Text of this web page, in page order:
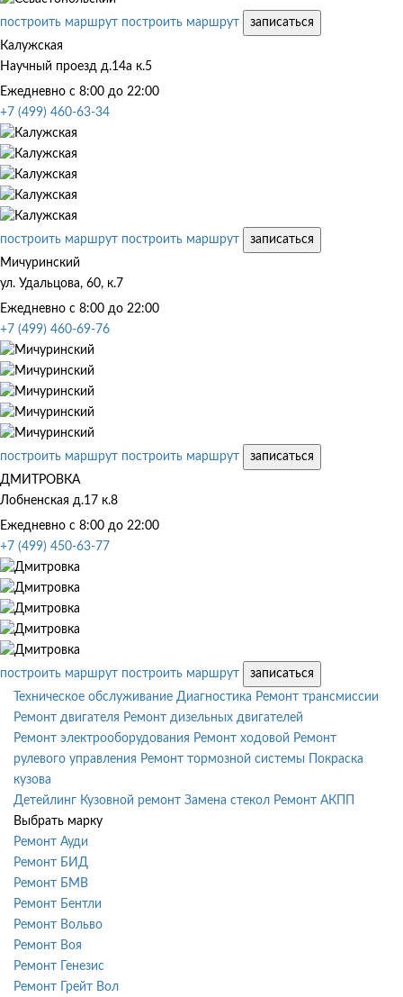
построить маршрут построить маршрут
записаться
Калужская
Научный проезд д.14а к.5
Ежедневно с 8:00 до 22:00
+7 (499) 460-63-34
построить маршрут построить маршрут
записаться
Мичуринский
ул. Удальцова, 60, к.7
Ежедневно с 8:00 до 22:00
+7 (499) 460-69-76
построить маршрут построить маршрут
записаться
ДМИТРОВКА
Лобненская д.17 к.8
Ежедневно с 8:00 до 22:00
+7 (499) 450-63-77
построить маршрут построить маршрут
записаться
Техническое обслуживание Диагностика Ремонт трансмиссии
Ремонт двигателя Ремонт дизельных двигателей
Ремонт электрооборудования Ремонт ходовой Ремонт
рулевого управления Ремонт тормозной системы
Покраска
кузова
Детейлинг Кузовной ремонт Замена стекол Ремонт АКПП
Выбрать марку
Ремонт Ауди
Ремонт БИД
Ремонт БМВ
Ремонт Бентли
Ремонт Вольво
Ремонт Воя
Ремонт Генезис
Ремонт Грейт Вол